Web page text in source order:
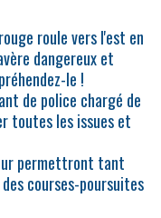
roule vers l'est en
dangereux et
le !
de police chargé de
toutes les issues et
permettront tant
courses-poursuites